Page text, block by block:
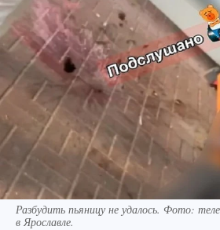
Разбудить пьяницу не удалось. Фото:
в Ярославле.